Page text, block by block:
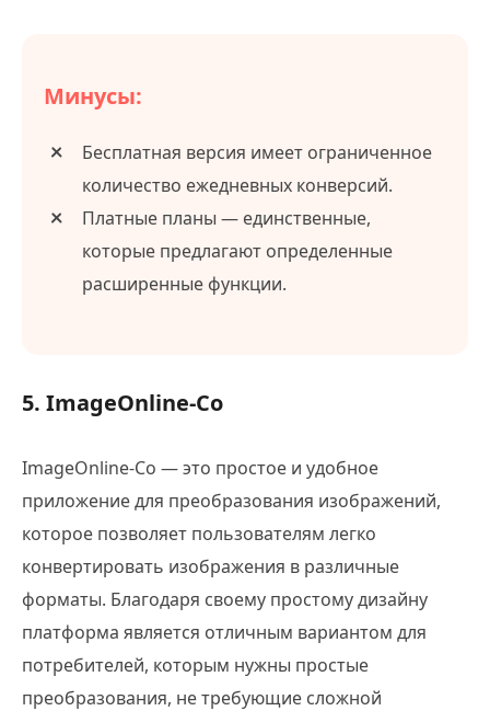
Минусы:
Бесплатная версия имеет ограниченное
количество ежедневных конверсий.
Платные планы — единственные,
которые предлагают определенные
расширенные функции.
5. ImageOnline-Co
ImageOnline-Co — это простое и удобное
приложение для преобразования изображений,
которое позволяет пользователям легко
конвертировать изображения в различные
форматы. Благодаря своему простому дизайну
платформа является отличным вариантом для
потребителей, которым нужны простые
преобразования, не требующие сложной